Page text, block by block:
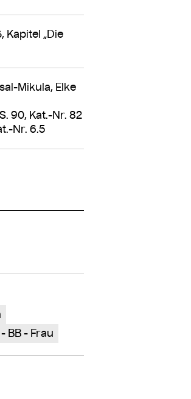
Kapitel „Die
Mikula, Elke
90, Kat.-Nr. 82
Nr. 6.5
BB - Frau